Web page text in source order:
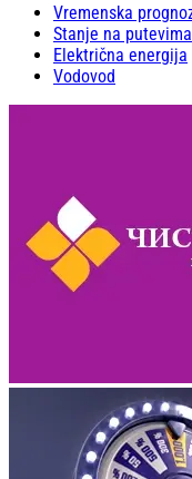
Vremenska
Stanje na putevima
Električna energija
Vodovod